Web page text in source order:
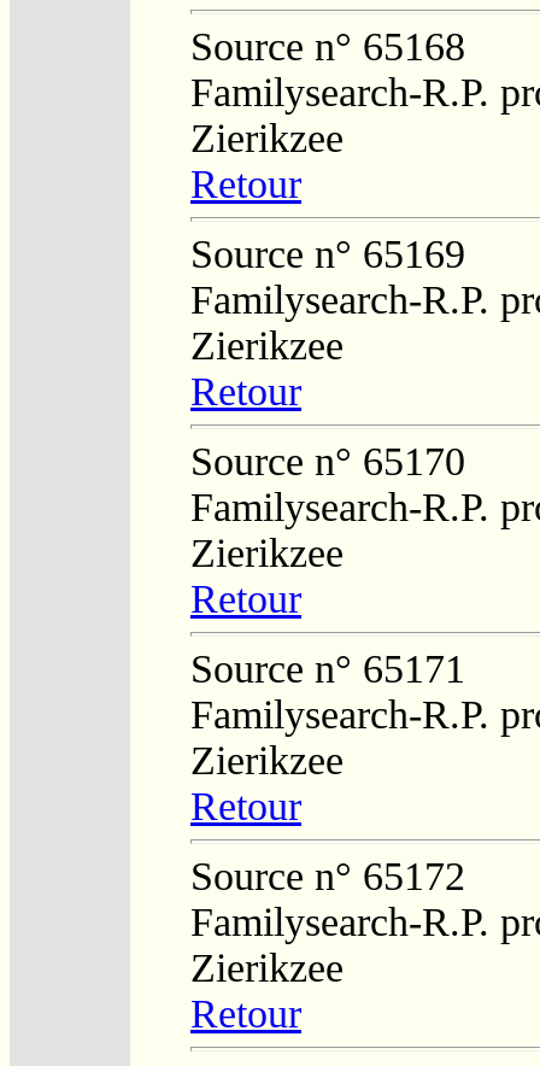
Source n° 65168
Familysearch-R.P.
Zierikzee
Retour
Source n° 65169
Familysearch-R.P.
Zierikzee
Retour
Source n° 65170
Familysearch-R.P.
Zierikzee
Retour
Source n° 65171
Familysearch-R.P.
Zierikzee
Retour
Source n° 65172
Familysearch-R.P.
Zierikzee
Retour